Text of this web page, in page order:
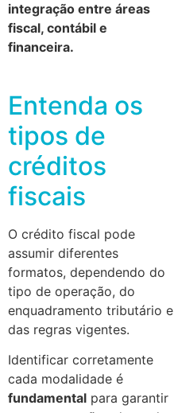
integração entre áreas
fiscal, contábil e
financeira.
Entenda os
tipos de
créditos
fiscais
O crédito fiscal pode
assumir diferentes
formatos, dependendo do
tipo de operação, do
enquadramento tributário e
das regras vigentes.
Identificar corretamente
cada modalidade é
fundamental para garantir